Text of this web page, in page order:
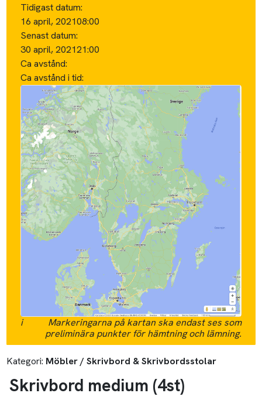
Tidigast datum:
16 april, 202108:00
Senast datum:
30 april, 202121:00
Ca avstånd:
Ca avstånd i tid:
i
Markeringarna på kartan ska endast ses som
preliminära punkter för hämtning och lämning.
Kategori: Möbler / Skrivbord & Skrivbordsstolar
Skrivbord medium (4st)